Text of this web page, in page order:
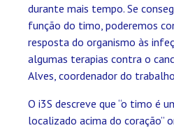
durante mais tempo. Se
função do timo, poderemos
resposta do organismo às
algumas terapias contra o
Alves, coordenador do
O i3S descreve que “o timo é
localizado acima do coração”